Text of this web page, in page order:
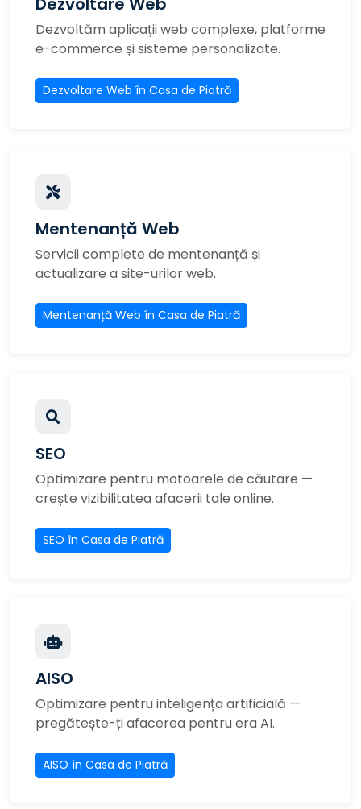
Dezvoltăm aplicații web complexe, platforme
e-commerce și sisteme personalizate.
Dezvoltare Web în Casa de Piatră
Mentenanță Web
Servicii complete de mentenanță și
actualizare a site-urilor web.
Mentenanță Web în Casa de Piatră
SEO
Optimizare pentru motoarele de căutare —
crește vizibilitatea afacerii tale online.
SEO în Casa de Piatră
AISO
Optimizare pentru inteligența artificială —
pregătește-ți afacerea pentru era AI.
AISO în Casa de Piatră